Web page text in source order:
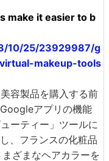
make it easier to b
10/25/23929987/g
makeup-tools
容製品を購入する前
アプリの機能
ーティー」ツールに
、フランスの化粧品
ざまなヘアカラーを